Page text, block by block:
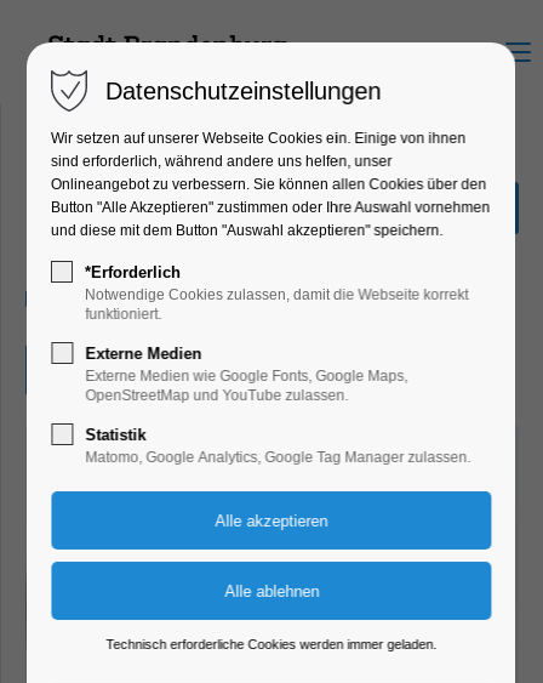
Menu
"Im Anfang war...das Wort"
Ausstellung
30.05.2025, 10:00–18:00
Eintritt frei
Datenschutzeinstellungen
Wir setzen auf unserer Webseite Cookies ein. Einige von ihnen
sind erforderlich, während andere uns helfen, unser
Onlineangebot zu verbessern. Sie können allen Cookies über den
Button "Alle Akzeptieren" zustimmen oder Ihre Auswahl vornehmen
und diese mit dem Button "Auswahl akzeptieren" speichern.
*Erforderlich
Notwendige Cookies zulassen, damit die Webseite korrekt
funktioniert.
Externe Medien
Externe Medien wie Google Fonts, Google Maps,
OpenStreetMap und YouTube zulassen.
Statistik
Matomo, Google Analytics, Google Tag Manager zulassen.
Technisch erforderliche Cookies werden immer geladen.